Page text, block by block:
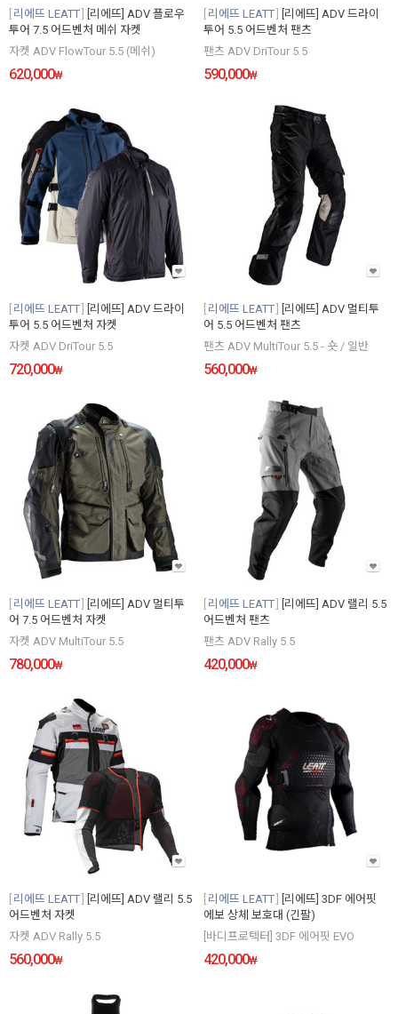
리에뜨 LEATT
[리에뜨] ADV 플로우
투어 7.5 어드벤처 메쉬 자켓
자켓 ADV FlowTour 5.5 (메쉬)
620,000₩
리에뜨 LEATT
[리에뜨] ADV 드라이
투어 5.5 어드벤처 팬츠
팬츠 ADV DriTour 5.5
590,000₩
리에뜨 LEATT
[리에뜨] ADV 드라이
투어 5.5 어드벤처 자켓
자켓 ADV DriTour 5.5
720,000₩
리에뜨 LEATT
[리에뜨] ADV 멀티투
어 5.5 어드벤처 팬츠
팬츠 ADV MultiTour 5.5 - 숏 / 일반
560,000₩
리에뜨 LEATT
[리에뜨] ADV 멀티투
어 7.5 어드벤처 자켓
자켓 ADV MultiTour 5.5
780,000₩
리에뜨 LEATT
[리에뜨] ADV 랠리 5.5
어드벤처 팬츠
팬츠 ADV Rally 5.5
420,000₩
리에뜨 LEATT
[리에뜨] ADV 랠리 5.5
어드벤처 자켓
자켓 ADV Rally 5.5
560,000₩
리에뜨 LEATT
[리에뜨] 3DF 에어핏
에보 상체 보호대 (긴팔)
[바디프로텍터] 3DF 에어핏 EVO
420,000₩